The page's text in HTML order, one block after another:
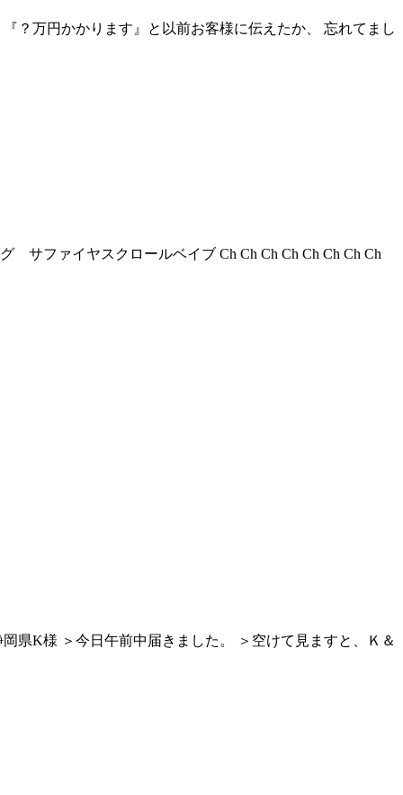
？万円かかります』と以前お客様に伝えたか、 忘れてまし
サファイヤスクロールベイブ Ch Ch Ch Ch Ch Ch Ch Ch
県K様 ＞今日午前中届きました。 ＞空けて見ますと、Ｋ＆